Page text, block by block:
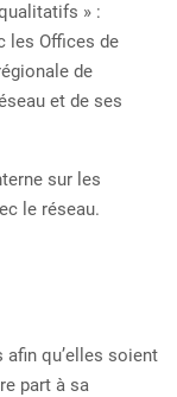
» :
les Offices de
de
et de ses
sur les
le réseau.
afin qu’elles soient
part à sa